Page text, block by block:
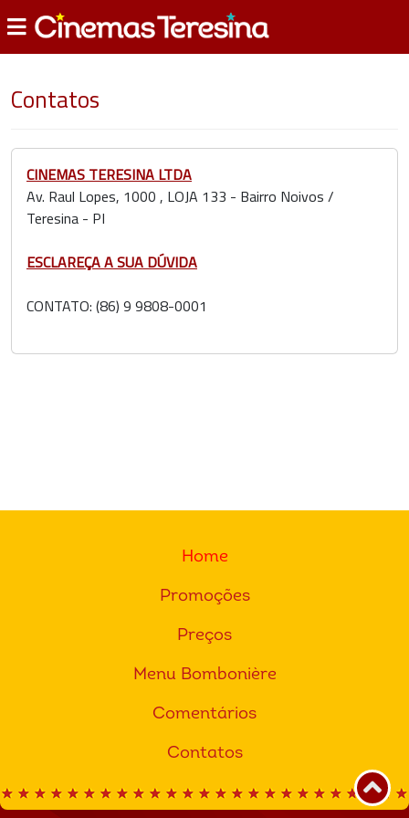
Contatos
CINEMAS TERESINA LTDA
Av. Raul Lopes, 1000 , LOJA 133 - Bairro Noivos /
Teresina - PI
ESCLAREÇA A SUA DÚVIDA
CONTATO: (86) 9 9808-0001
Home
Promoções
Preços
Menu Bombonière
Comentários
Contatos